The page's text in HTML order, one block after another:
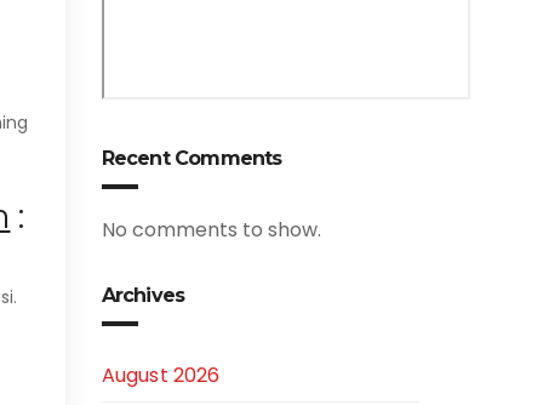
:
Recent Comments
No comments to show.
Archives
August 2026